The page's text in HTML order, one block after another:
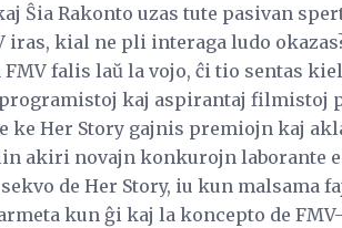
Ŝia Rakonto uzas tute pasivan
kial ne pli interaga ludo
falis laŭ la vojo, ĉi tio sentas
kaj aspirantaj filmistoj
Her Story gajnis premiojn kaj
akiri novajn konkurojn laborante
de Her Story, iu kun malsama
kun ĝi kaj la koncepto de